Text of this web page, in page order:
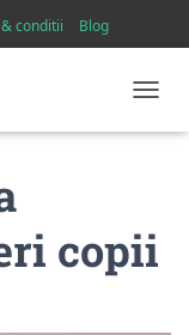
conditii Blog
copii